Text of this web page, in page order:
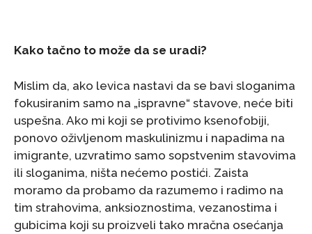
Kako tačno to može da se uradi?
Mislim da, ako levica nastavi da se bavi sloganima
fokusiranim samo na „ispravne“ stavove, neće biti
uspešna. Ako mi koji se protivimo ksenofobiji,
ponovo oživljenom maskulinizmu i napadima na
imigrante, uzvratimo samo sopstvenim stavovima
ili sloganima, ništa nećemo postići. Zaista
moramo da probamo da razumemo i radimo na
tim strahovima, anksioznostima, vezanostima i
gubicima koji su proizveli tako mračna osećanja